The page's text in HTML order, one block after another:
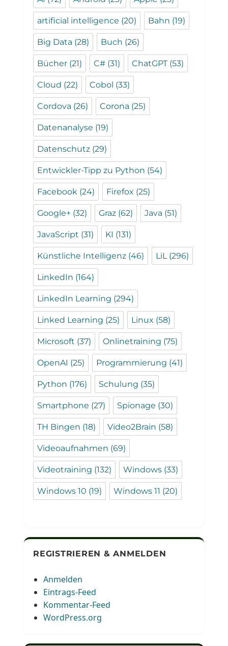
artificial intelligence (20) Bahn (19)
Big Data (28) Buch (26)
Bücher (21) C# (31) ChatGPT(53)
Cloud (22) Cobol (33)
Cordova (26) Corona (25)
Datenanalyse (19)
Datenschutz (29)
Entwickler-Tipp zu Python (54)
Facebook (24) Firefox (25)
Google+ (32) Graz (62) Java (51)
JavaScript (31) KI (131)
Künstliche Intelligenz (46) LiL(296)
LinkedIn (164)
LinkedIn Learning (294)
Linked Learning (25) Linux (58)
Microsoft (37) Onlinetraining (75)
OpenAI (25) Programmierung (41)
Python (176) Schulung (35)
Smartphone (27) Spionage (30)
TH Bingen (18) Video2Brain (58)
Videoaufnahmen (69)
Videotraining (132) Windows (33)
Windows 10 (19) Windows 11 (20)
REGISTRIEREN & ANMELDEN
Anmelden
Eintrags-Feed
Kommentar-Feed
WordPress.org